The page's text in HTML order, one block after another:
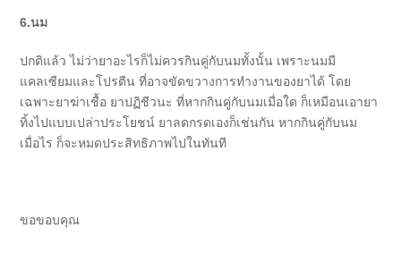
6.นม
ปกติแล้ว ไม่ว่ายาอะไรก็ไม่ควรกินคู่กับนมทั้งนั้น เพราะนมมี
แคลเซียมและโปรตีน ที่อาจขัดขวางการทำงานของยาได้ โดย
เฉพาะยาฆ่าเชื้อ ยาปฏิชีวนะ ที่หากกินคู่กับนมเมื่อใด ก็เหมือนเอายา
ทิ้งไปแบบเปล่าประโยชน์ ยาลดกรดเองก็เช่นกัน หากกินคู่กับนม
เมื่อไร ก็จะหมดประสิทธิภาพไปในทันที
ขอขอบคุณ